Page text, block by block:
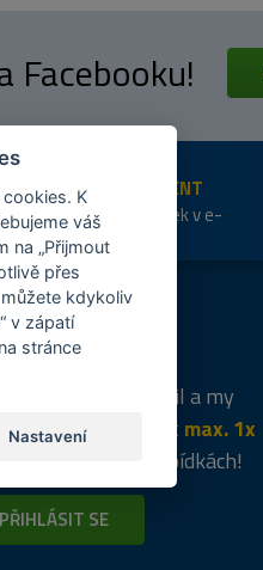
Facebooku!
ŠIROKÝ SORTIMENT
Přes 20 tis. položek v e-
shopu
k nákupu
nám svůj e-mail a my
budeme informovat max. 1x
o zajímavých nabídkách!
PŘIHLÁSIT SE
K
váš
na „Přijmout
přes
můžete kdykoliv
v zápatí
stránce
Nastavení